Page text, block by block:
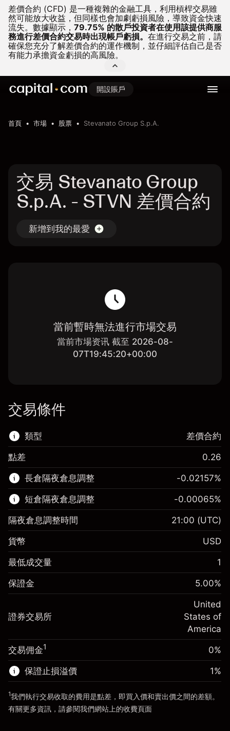
差價合約 (CFD) 是一種複雜的金融工具，利用槓桿交易雖
然可能放大收益，但同樣也會加劇虧損風險，導致資金快速
流失。 數據顯示， 79.75% 的散戶投資者在使用該提供商服
務進行差價合約交易時出現帳戶虧損。 在進行交易之前，請
確保您充分了解差價合約的運作機制，並仔細評估自己是否
有能力承擔資金虧損的高風險。
開設賬戶
首頁 市場 股票 Stevanato Group S.p.A.
交易 Stevanato Group
S.p.A. - STVN 差價合約
新增到我的最愛
當前暫時無法進行市場交易
當前市場资讯 截至 2026-08-
07T19:45:20+00:00
交易條件
類型
該金融市場可進行差價合約交易。
了解更多：
差價合約
差價合約
點差 0.26
長倉隔夜倉息調整
保證金。您的投資 $1,000.00
隔夜倉息
-0.021568
%
(-$4.31)
來自杠杆的資金 - 美元（大約值）
$19,000.00
前往平台
-0.02157%
短倉隔夜倉息調整
保證金。您的投資 $1,000.00
隔夜倉息
-0.000654
%
(-$0.13)
$20,000.00
來自杠杆的資金 - 美元（大約值）$19,000.00
前往平台
-0.00065%
隔夜倉息調整時間 21:00 (UTC)
貨幣 USD
最低成交量 1
保證金 5.00%
證券交易所
United
States of
America
交易佣金1 0%
保證止損溢價 1%
1我們執行交易收取的費用是點差，即買入價和賣出價之間的差額。
有關更多資訊，請參閱我們網站上的收費頁面